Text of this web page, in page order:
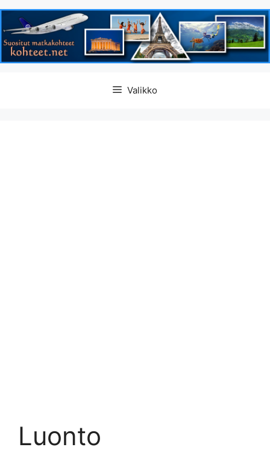
Valikko
Luonto